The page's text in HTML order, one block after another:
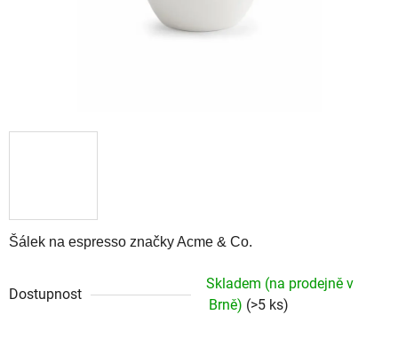
Šálek na espresso značky Acme & Co.
Dostupnost
Skladem (na prodejně v
Brně) (>5 ks)